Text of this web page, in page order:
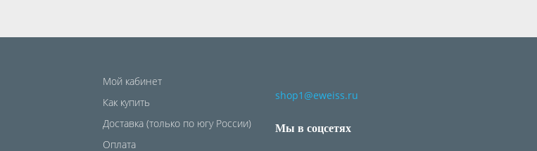
Мой кабинет
Как купить
Доставка (только по югу России)
Оплата
shop1@eweiss.ru
Мы в соцсетях